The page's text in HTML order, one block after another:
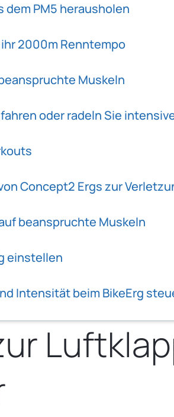
dem PM5 herausholen
2000m Renntempo
Muskeln
oder radeln Sie
Concept2 Ergs zur
beanspruchte Muskeln
einstellen
Intensität beim BikeErg